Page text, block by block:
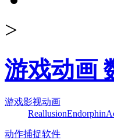
>
游戏动画
游戏影视动画
ReallusionEndorphin
动作捕捉软件